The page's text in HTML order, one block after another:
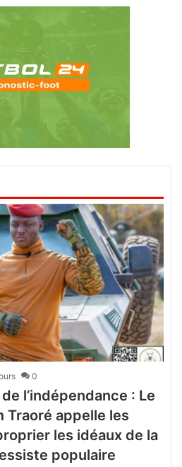
0
l’indépendance : Le
Traoré appelle les
les idéaux de la
populaire